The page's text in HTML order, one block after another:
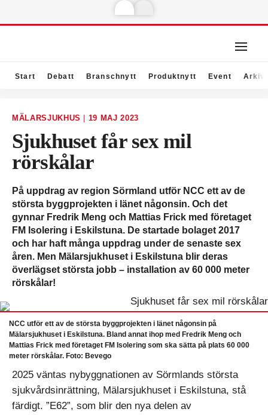
Start Debatt Branschnytt Produktnytt Event Arkiv
MÄLARSJUKHUS 19 MAJ 2023
Sjukhuset får sex mil
rörskålar
På uppdrag av region Sörmland utför NCC ett av de
största byggprojekten i länet någonsin. Och det
gynnar Fredrik Meng och Mattias Frick med företaget
FM Isolering i Eskilstuna. De startade bolaget 2017
och har haft många uppdrag under de senaste sex
åren. Men Mälarsjukhuset i Eskils­tuna blir deras
överlägset största jobb – installation av 60 000 meter
rörskålar!
NCC utför ett av de största byggprojekten i länet någonsin på
Mälarsjukhuset i Eskilstuna. Bland annat ihop med Fredrik Meng och
Mattias Frick med företaget FM Isolering som ska sätta på plats 60 000
meter rörskålar. Foto: Bevego
2025 väntas nybyggnationen av Sörmlands största
sjukvårdsinrättning, Mälarsjukhuset i Eskilstuna, stå
färdigt. ”E62”, som blir den nya delen av